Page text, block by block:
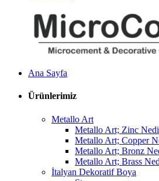
Ana Sayfa
Ürünlerimiz
Metallo Art
Metallo Art; Zinc
Metallo Art; Copper
Metallo Art; Bronz
Metallo Art; Brass
İtalyan Dekoratif Boya